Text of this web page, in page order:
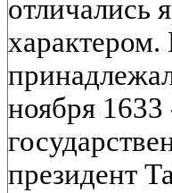
отличались
характером.
ноября
президент